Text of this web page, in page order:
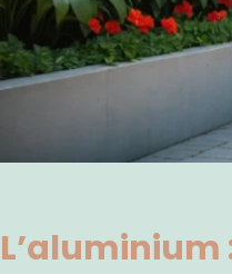
L’aluminium